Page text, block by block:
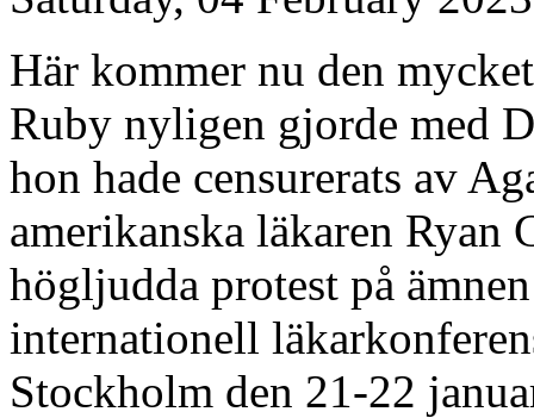
Här kommer nu den
Ruby nyligen gjorde med
hon hade censurerats av
amerikanska läkaren Ryan
högljudda protest på
internationell
Stockholm den 21-22